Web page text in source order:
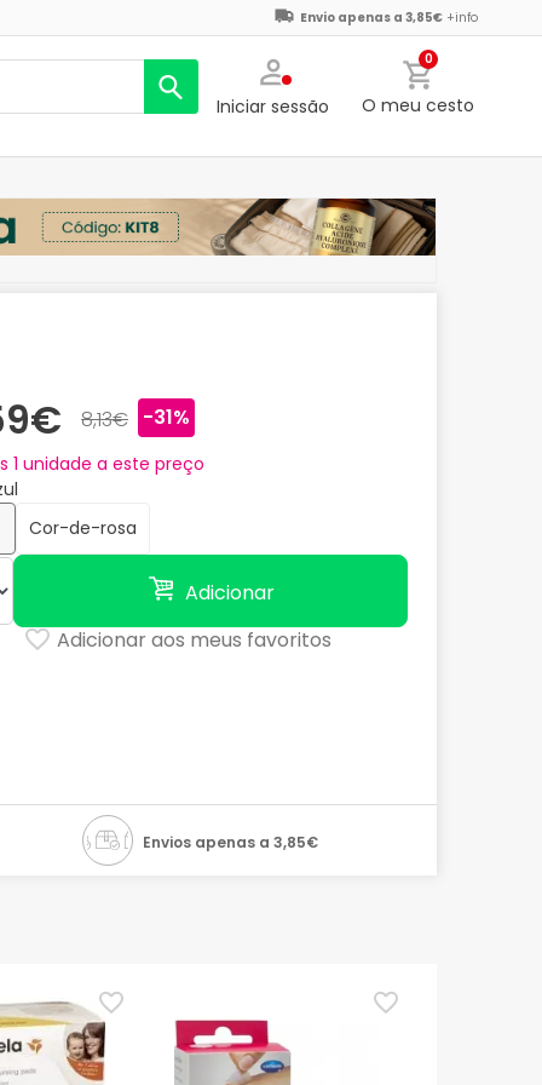
Envio apenas a 3,85€ +info
Iniciar sessão
0
O meu cesto
8,13€ -31%
1 unidade a este preço
Cor-de-rosa
Adicionar
Adicionar aos meus favoritos
Envios apenas a 3,85€